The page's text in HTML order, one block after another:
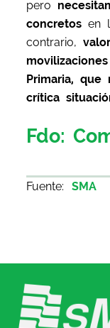
pero
concretos en
contrario,
Primaria, que
crítica
Fdo:
Fuente: SMA